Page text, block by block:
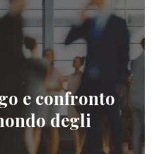
e confronto
degli